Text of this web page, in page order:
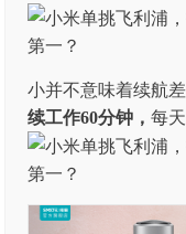
小并不意味着续航
续工作60分钟，每